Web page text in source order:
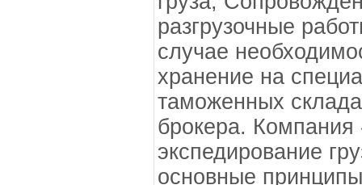
разгрузочные
случае
хранение на
таможенных
брокера.
экспедирование
основные